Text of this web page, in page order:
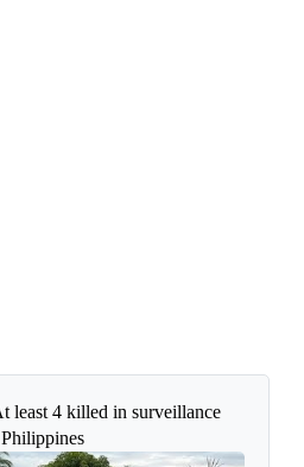
least 4 killed in surveillance